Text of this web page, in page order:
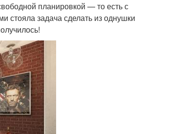
планировкой — то есть с
стояла задача сделать из однушки